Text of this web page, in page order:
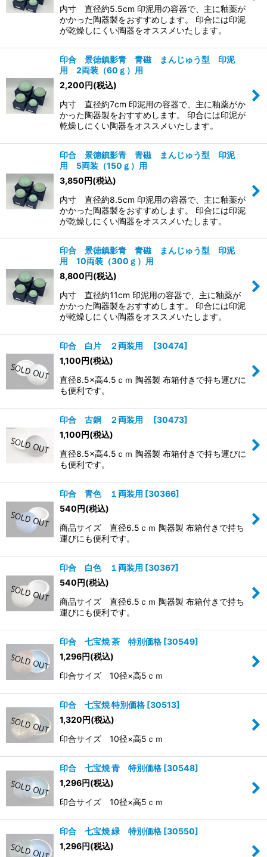
内寸 直径約5.5cm 印泥用の容器で、主に釉薬が
かかった陶器製をおすすめします。 印合には印泥
が乾燥しにくい陶器をオススメいたします。
印合 景徳鎮影青 青磁 まんじゅう型 印泥
用 2両装（60ｇ）用
2,200 円(税込)
内寸 直径約7cm 印泥用の容器で、主に釉薬がか
かった陶器製をおすすめします。 印合には印泥が
乾燥しにくい陶器をオススメいたします。
印合 景徳鎮影青 青磁 まんじゅう型 印泥
用 5両装（150ｇ）用
3,850 円(税込)
内寸 直径約8.5cm 印泥用の容器で、主に釉薬が
かかった陶器製をおすすめします。 印合には印泥
が乾燥しにくい陶器をオススメいたします。
印合 景徳鎮影青 青磁 まんじゅう型 印泥
用 10両装（300ｇ）用
8,800 円(税込)
内寸 直径約11cm 印泥用の容器で、主に釉薬が
かかった陶器製をおすすめします。 印合には印泥
が乾燥しにくい陶器をオススメいたします。
印合 白片 ２両装用 [30474]
1,100 円(税込)
直径8.5×高4.5ｃｍ 陶器製 布箱付きで持ち運びに
も便利です。
印合 古銅 ２両装用 [30473]
1,100 円(税込)
直径8.5×高4.5ｃｍ 陶器製 布箱付きで持ち運びに
も便利です。
印合 青色 １両装用 [30366]
540 円(税込)
商品サイズ 直径6.5ｃｍ 陶器製 布箱付きで持ち
運びにも便利です。
印合 白色 １両装用 [30367]
540 円(税込)
商品サイズ 直径6.5ｃｍ 陶器製 布箱付きで持ち
運びにも便利です。
印合 七宝焼 茶 特別価格 [30549]
1,296円(税込)
印合サイズ 10径×高5ｃｍ
印合 七宝焼 特別価格 [30513]
1,320 円(税込)
印合サイズ 10径×高5ｃｍ
印合 七宝焼 青 特別価格 [30548]
1,296円(税込)
印合サイズ 10径×高5ｃｍ
印合 七宝焼 緑 特別価格 [30550]
1,296円(税込)